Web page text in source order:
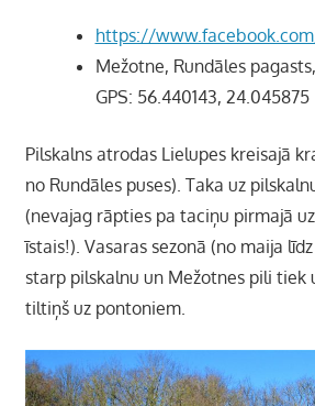
https://
Mežotne, Rundāles
GPS: 56.440143, 24.045875
Pilskalns atrodas Lielupes kreisajā
no Rundāles puses). Taka uz
(nevajag rāpties pa taciņu pirmajā
īstais!). Vasaras sezonā (no maija
starp pilskalnu un Mežotnes pili tiek
tiltiņš uz pontoniem.